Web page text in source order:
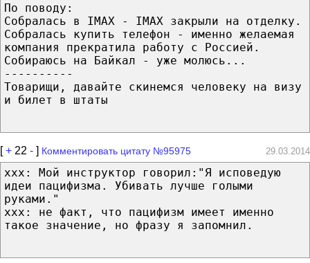
По поводу:
Собралась в IMAX - IMAX закрыли на отделку.
Собралась купить телефон - именно желаемая
компания прекратила работу с Россией.
Собираюсь на Байкал - уже молюсь...
----------
Товарищи, давайте скинемся человеку на визу
и билет в штаты
[+ 22 - ] Комментировать цитату №95975 29.03.2014
ххх: Мой инструктор говорил:"Я исповедую
идеи пацифизма. Убивать лучше голыми
руками."
ххх: не факт, что пацифизм имеет именно
такое значение, но фразу я запомнил.